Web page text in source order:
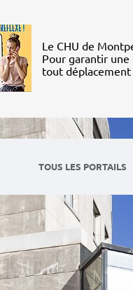
Le CHU de
Pour garantir une
tout déplacement
TOUS LES PORTAILS